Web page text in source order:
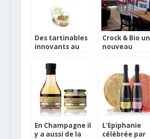
Des tartinables
innovants au
Maison Raymond
Crock & Bio un
nouveau
alternative au
fastfood
classique
En Champagne il
y a aussi de la
L’Epiphanie
célébrée par